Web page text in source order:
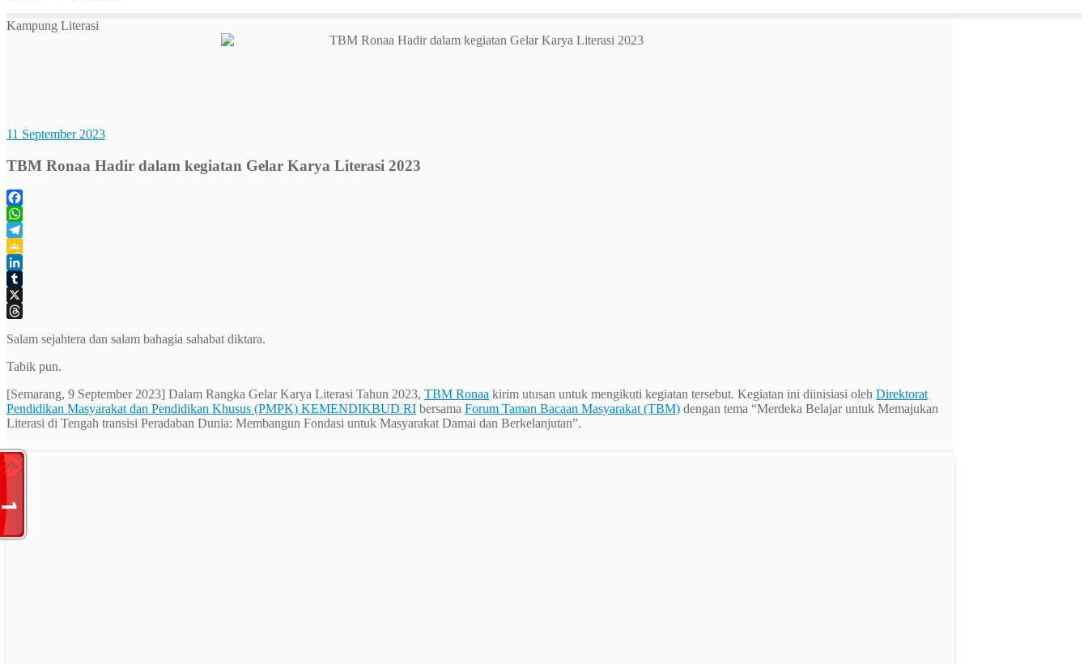
Kampung Literasi
11 September 2023
TBM Ronaa Hadir dalam kegiatan Gelar Karya Literasi 2023
Facebook
WhatsApp
Telegram
Google
Classroom
LinkedIn
Tumblr
X
Salam sejahtera dan salam bahagia sahabat diktara.
Tabik pun.
[Semarang, 9 September 2023] Dalam Rangka Gelar Karya Literasi Tahun 2023, TBM Ronaa kirim utusan untuk mengikuti kegiatan tersebut. Kegiatan ini diinisiasi oleh Direktorat
Pendidikan Masyarakat dan Pendidikan Khusus (PMPK) KEMENDIKBUD RI bersama Forum Taman Bacaan Masyarakat (TBM) dengan tema “Merdeka Belajar untuk Memajukan
Literasi di Tengah transisi Peradaban Dunia: Membangun Fondasi untuk Masyarakat Damai dan Berkelanjutan”.